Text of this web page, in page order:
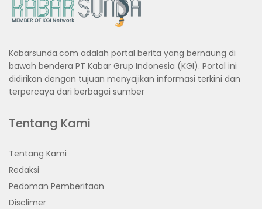
Kabarsunda.com adalah portal berita yang bernaung di
bawah bendera PT Kabar Grup Indonesia (KGI). Portal ini
didirikan dengan tujuan menyajikan informasi terkini dan
terpercaya dari berbagai sumber
Tentang Kami
Tentang Kami
Redaksi
Pedoman Pemberitaan
Disclimer